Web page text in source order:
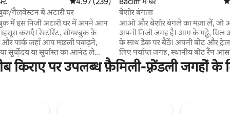
गैलवेस्टन बे अटारी घर
में इस निजी अटारी घर में अपने आप
कराएँ। रेस्टोरेंट, सीयरब्रुक के
और पार्क जहाँ आप मछली पकड़ने,
सूर्योदय या सूर्यास्त का आनंद ले
गैलवेस्टन बे वातावरण का आनंद
बेशोर बंगला
आओ और बेशोर बंगले का मज़ा लें, जो
अपनी निजी जगह है। आग के गड्ढे,
के साथ डेक पर बैठें। अपनी बोट और
लिए पर्याप्त जगह, स्थानीय बोट रैंप आस -
बेड, बड़ा सेक्शनल, स्मार्ट टीवी और
बाथरूम। आपकी ज़रूरत की हर चीज़।
किराए पर उपलब्ध फ़ैमिली-फ़्रेंडली जगहों के